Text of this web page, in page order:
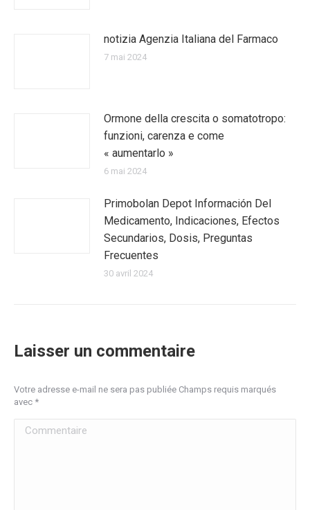
notizia Agenzia Italiana del Farmaco
7 mai 2024
Ormone della crescita o somatotropo:
funzioni, carenza e come
« aumentarlo »
6 mai 2024
Primobolan Depot Información Del
Medicamento, Indicaciones, Efectos
Secundarios, Dosis, Preguntas
Frecuentes
30 avril 2024
Laisser un commentaire
Votre adresse e-mail ne sera pas publiée Champs requis marqués
avec *
Commentaire